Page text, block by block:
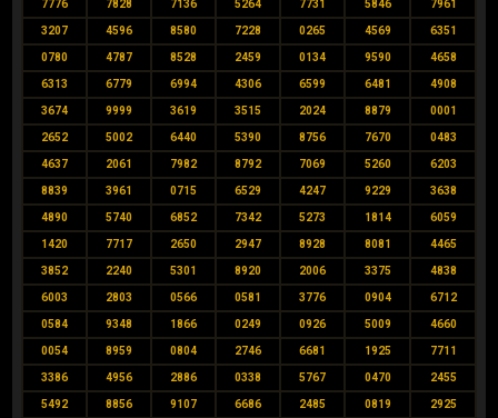
7776 7828 7136 5264 7731 5846 7961
3207 4596 8580 7228 0265 4569 6351
0780 4787 8528 2459 0134 9590 4658
6313 6779 6994 4306 6599 6481 4908
3674 9999 3619 3515 2024 8879 0001
2652 5002 6440 5390 8756 7670 0483
4637 2061 7982 8792 7069 5260 6203
8839 3961 0715 6529 4247 9229 3638
4890 5740 6852 7342 5273 1814 6059
1420 7717 2650 2947 8928 8081 4465
3852 2240 5301 8920 2006 3375 4838
6003 2803 0566 0581 3776 0904 6712
0584 9348 1866 0249 0926 5009 4660
0054 8959 0804 2746 6681 1925 7711
3386 4956 2886 0338 5767 0470 2455
5492 8856 9107 6686 2485 0819 2925